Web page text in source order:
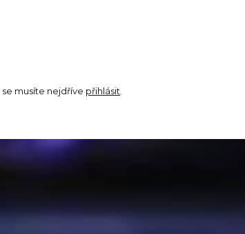
musíte nejdříve přihlásit